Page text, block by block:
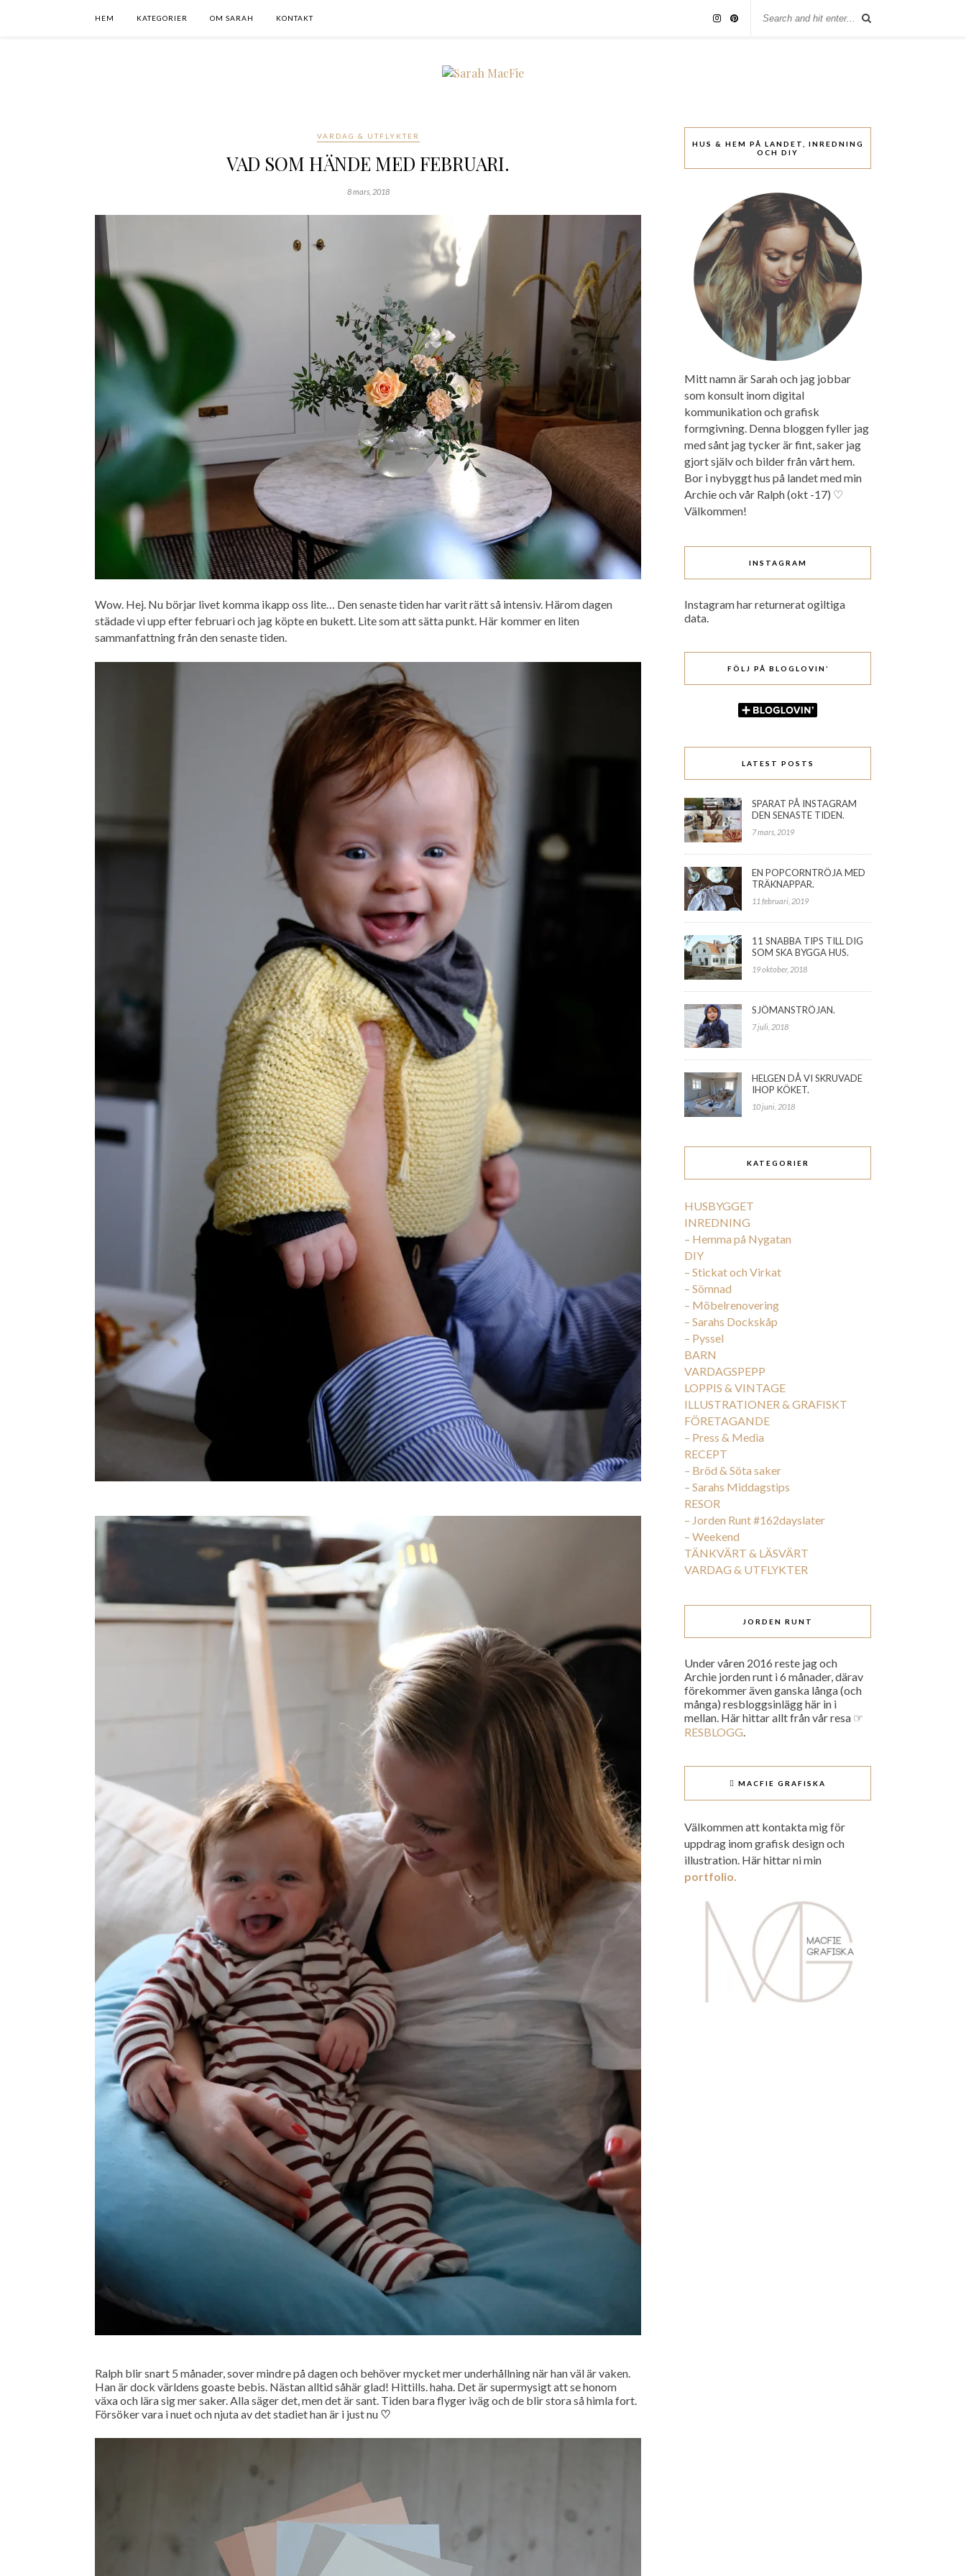
HEM KATEGORIER OM SARAH KONTAKT
VARDAG & UTFLYKTER
VAD SOM HÄNDE MED FEBRUARI.
8 mars, 2018
Wow. Hej. Nu börjar livet komma ikapp oss lite… Den senaste tiden har varit rätt så intensiv. Härom dagen
städade vi upp efter februari och jag köpte en bukett. Lite som att sätta punkt. Här kommer en liten
sammanfattning från den senaste tiden.
Ralph blir snart 5 månader, sover mindre på dagen och behöver mycket mer underhållning när han väl är vaken.
Han är dock världens goaste bebis. Nästan alltid såhär glad! Hittills. haha. Det är supermysigt att se honom
växa och lära sig mer saker. Alla säger det, men det är sant. Tiden bara flyger iväg och de blir stora så himla fort.
Försöker vara i nuet och njuta av det stadiet han är i just nu ♡
HUS & HEM PÅ LANDET, INREDNING
OCH DIY
Mitt namn är Sarah och jag jobbar
som konsult inom digital
kommunikation och grafisk
formgivning. Denna bloggen fyller jag
med sånt jag tycker är fint, saker jag
gjort själv och bilder från vårt hem.
Bor i nybyggt hus på landet med min
Archie och vår Ralph (okt -17) ♡
Välkommen!
INSTAGRAM
Instagram har returnerat ogiltiga
data.
FÖLJ PÅ BLOGLOVIN’
LATEST POSTS
SPARAT PÅ INSTAGRAM
DEN SENASTE TIDEN.
7 mars, 2019
EN POPCORNTRÖJA MED
TRÄKNAPPAR.
11 februari, 2019
11 SNABBA TIPS TILL DIG
SOM SKA BYGGA HUS.
19 oktober, 2018
SJÖMANSTRÖJAN.
7 juli, 2018
HELGEN DÅ VI SKRUVADE
IHOP KÖKET.
10 juni, 2018
KATEGORIER
HUSBYGGET
INREDNING
– Hemma på Nygatan
DIY
– Stickat och Virkat
– Sömnad
– Möbelrenovering
– Sarahs Dockskåp
– Pyssel
BARN
VARDAGSPEPP
LOPPIS & VINTAGE
ILLUSTRATIONER & GRAFISKT
FÖRETAGANDE
– Press & Media
RECEPT
– Bröd & Söta saker
– Sarahs Middagstips
RESOR
– Jorden Runt #162dayslater
– Weekend
TÄNKVÄRT & LÄSVÄRT
VARDAG & UTFLYKTER
JORDEN RUNT
Under våren 2016 reste jag och
Archie jorden runt i 6 månader, därav
förekommer även ganska långa (och
många) resbloggsinlägg här in i
mellan. Här hittar allt från vår resa ☞
RESBLOGG
 MACFIE GRAFISKA
Välkommen att kontakta mig för
uppdrag inom grafisk design och
illustration. Här hittar ni min
portfolio.